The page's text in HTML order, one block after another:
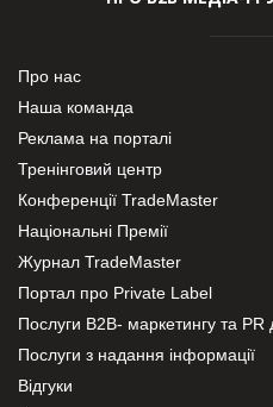
Про нас
Наша команда
Реклама на порталі
Тренінговий центр
Конференції TradeMaster
Національні Премії
Журнал TradeMaster
Портал про Private Label
Послуги В2В- маркетингу та PR
Послуги з надання інформації
Відгуки